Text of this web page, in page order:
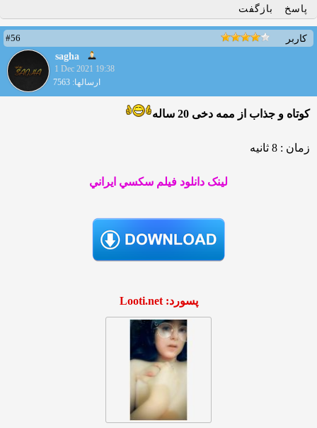
پاسخ بازگفت
کاربر
#56
sagha
1 Dec 2021 19:38
ارسالها: 7563
کوتاه و جذاب از ممه دخی 20 ساله
زمان : 8 ثانیه
لينک دانلود فيلم سکسي ايراني
پسورد: Looti.net